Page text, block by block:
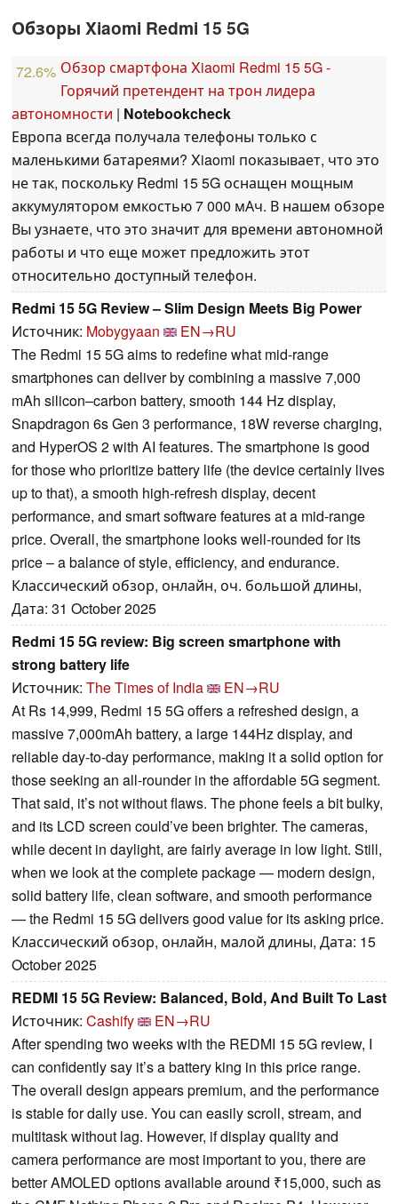
Обзоры Xiaomi Redmi 15 5G
72.6% Обзор смартфона Xiaomi Redmi 15 5G -
Горячий претендент на трон лидера
автономности | Notebookcheck
Европа всегда получала телефоны только с
маленькими батареями? Xiaomi показывает, что это
не так, поскольку Redmi 15 5G оснащен мощным
аккумулятором емкостью 7 000 мАч. В нашем обзоре
Вы узнаете, что это значит для времени автономной
работы и что еще может предложить этот
относительно доступный телефон.
Redmi 15 5G Review – Slim Design Meets Big Power
Источник: Mobygyaan
EN→RU
The Redmi 15 5G aims to redefine what mid-range
smartphones can deliver by combining a massive 7,000
mAh silicon–carbon battery, smooth 144 Hz display,
Snapdragon 6s Gen 3 performance, 18W reverse charging,
and HyperOS 2 with AI features. The smartphone is good
for those who prioritize battery life (the device certainly lives
up to that), a smooth high-refresh display, decent
performance, and smart software features at a mid-range
price. Overall, the smartphone looks well-rounded for its
price – a balance of style, efficiency, and endurance.
Классический обзор, онлайн, оч. большой длины,
Дата: 31 October 2025
Redmi 15 5G review: Big screen smartphone with
strong battery life
Источник: The Times of India
EN→RU
At Rs 14,999, Redmi 15 5G offers a refreshed design, a
massive 7,000mAh battery, a large 144Hz display, and
reliable day-to-day performance, making it a solid option for
those seeking an all-rounder in the affordable 5G segment.
That said, it’s not without flaws. The phone feels a bit bulky,
and its LCD screen could’ve been brighter. The cameras,
while decent in daylight, are fairly average in low light. Still,
when we look at the complete package — modern design,
solid battery life, clean software, and smooth performance
— the Redmi 15 5G delivers good value for its asking price.
Классический обзор, онлайн, малой длины, Дата: 15
October 2025
REDMI 15 5G Review: Balanced, Bold, And Built To Last
Источник: Cashify
EN→RU
After spending two weeks with the REDMI 15 5G review, I
can confidently say it’s a battery king in this price range.
The overall design appears premium, and the performance
is stable for daily use. You can easily scroll, stream, and
multitask without lag. However, if display quality and
camera performance are most important to you, there are
better AMOLED options available around ₹15,000, such as